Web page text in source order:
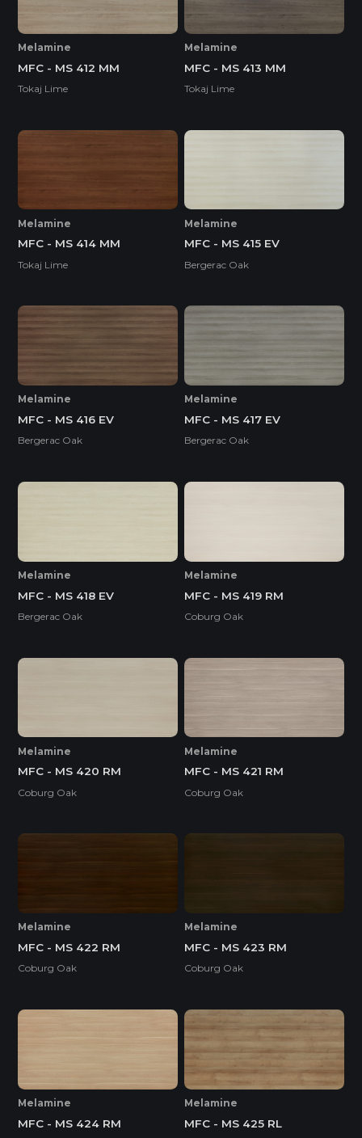
Melamine
MFC - MS 412 MM
Tokaj Lime
Melamine
MFC - MS 413 MM
Tokaj Lime
Melamine
MFC - MS 414 MM
Tokaj Lime
Melamine
MFC - MS 415 EV
Bergerac Oak
Melamine
MFC - MS 416 EV
Bergerac Oak
Melamine
MFC - MS 417 EV
Bergerac Oak
Melamine
MFC - MS 418 EV
Bergerac Oak
Melamine
MFC - MS 419 RM
Coburg Oak
Melamine
MFC - MS 420 RM
Coburg Oak
Melamine
MFC - MS 421 RM
Coburg Oak
Melamine
MFC - MS 422 RM
Coburg Oak
Melamine
MFC - MS 423 RM
Coburg Oak
Melamine
MFC - MS 424 RM
Melamine
MFC - MS 425 RL